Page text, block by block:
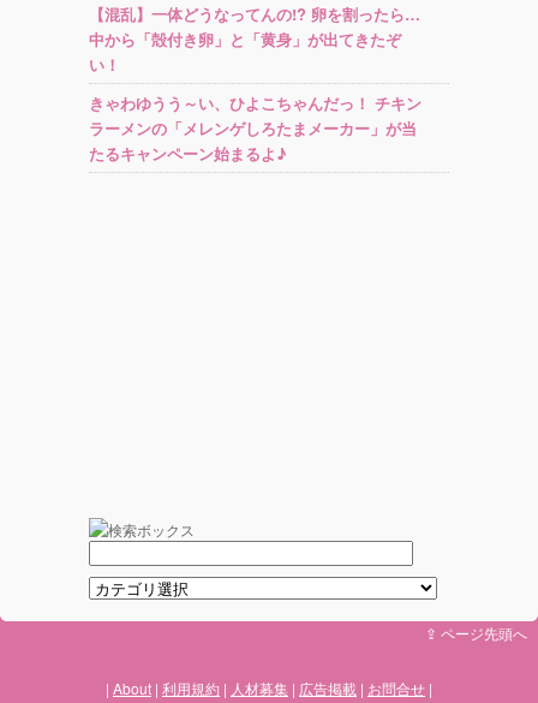
【混乱】一体どうなってんの!? 卵を割ったら…
中から「殻付き卵」と「黄身」が出てきたぞ
い！
きゃわゆうう～い、ひよこちゃんだっ！ チキン
ラーメンの「メレンゲしろたまメーカー」が当
たるキャンペーン始まるよ♪
⇪ ページ先頭へ
About 利用規約 人材募集 広告掲載 お問合せ